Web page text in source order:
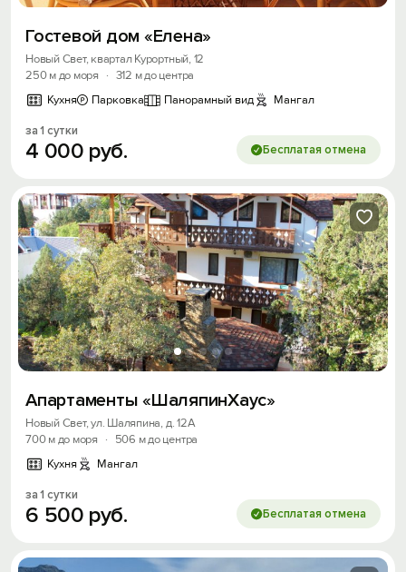
Гостевой дом «Елена»
Новый Свет, квартал Курортный, 12
250 м до моря
· 312 м до центра
Кухня
Парковка Панорамный вид Мангал
за 1 сутки
4 000 руб. Бесплатая отмена
Апартаменты «ШаляпинХаус»
Новый Свет, ул. Шаляпина, д. 12А
700 м до моря
·
506 м до центра
Кухня
Мангал
за 1 сутки
6 500 руб. Бесплатая отмена
Вход на сайт
Войти илиЗарегистрироваться